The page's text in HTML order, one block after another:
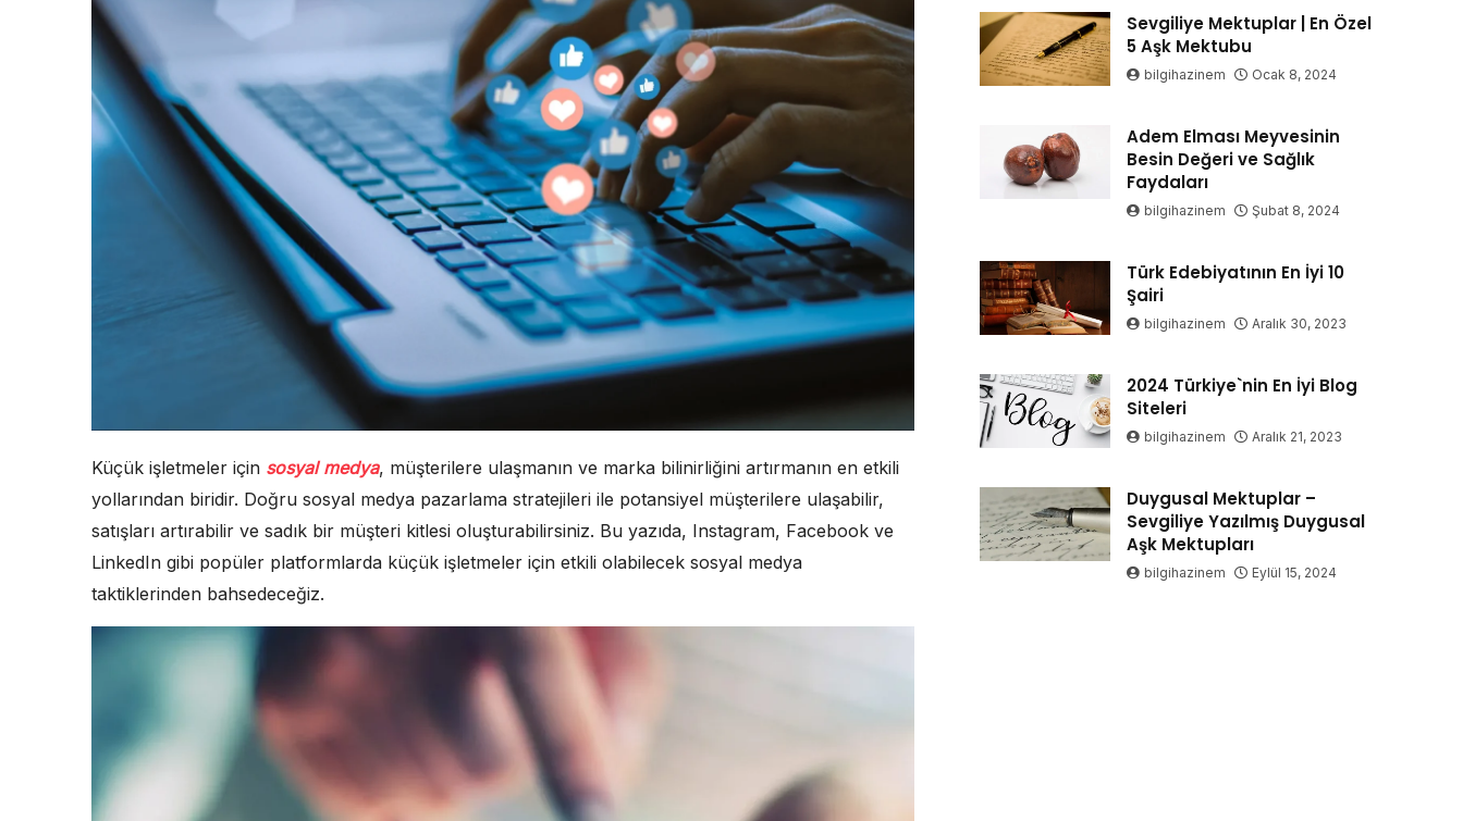
Küçük işletmeler için sosyal medya, müşterilere ulaşmanın ve marka bilinirliğini artırmanın en etkili
yollarından biridir. Doğru sosyal medya pazarlama stratejileri ile potansiyel müşterilere ulaşabilir,
satışları artırabilir ve sadık bir müşteri kitlesi oluşturabilirsiniz. Bu yazıda, Instagram, Facebook ve
LinkedIn gibi popüler platformlarda küçük işletmeler için etkili olabilecek sosyal medya
taktiklerinden bahsedeceğiz.
Sevgiliye Mektuplar | En Özel
5 Aşk Mektubu
bilgihazinem Ocak 8, 2024
Adem Elması Meyvesinin
Besin Değeri ve Sağlık
Faydaları
bilgihazinem Şubat 8, 2024
Türk Edebiyatının En İyi 10
Şairi
bilgihazinem Aralık 30, 2023
2024 Türkiye`nin En İyi Blog
Siteleri
bilgihazinem Aralık 21, 2023
Duygusal Mektuplar –
Sevgiliye Yazılmış Duygusal
Aşk Mektupları
bilgihazinem Eylül 15, 2024